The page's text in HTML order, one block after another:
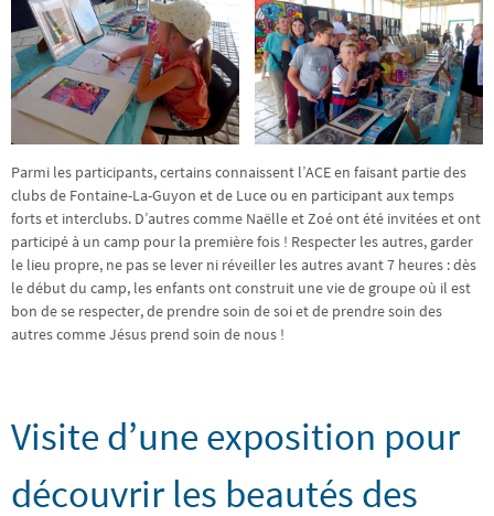
Parmi les participants, certains connaissent l’ACE en faisant partie des
clubs de Fontaine-La-Guyon et de Luce ou en participant aux temps
forts et interclubs. D’autres comme Naëlle et Zoé ont été invitées et ont
participé à un camp pour la première fois ! Respecter les autres, garder
le lieu propre, ne pas se lever ni réveiller les autres avant 7 heures : dès
le début du camp, les enfants ont construit une vie de groupe où il est
bon de se respecter, de prendre soin de soi et de prendre soin des
autres comme Jésus prend soin de nous !
Visite d’une exposition pour
découvrir les beautés des